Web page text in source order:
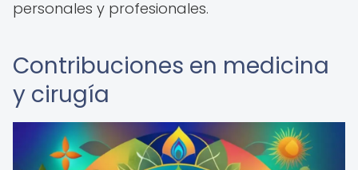
personales y profesionales.
Contribuciones en medicina
y cirugía